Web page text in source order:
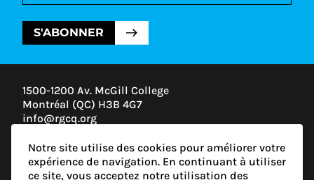
Notre site utilise des cookies pour améliorer votre
expérience de navigation. En continuant à utiliser
ce site, vous acceptez notre utilisation des
S'ABONNER
1500-1200 Av. McGill College
Montréal (QC) H3B 4G7
info@rgcq.org
MONTRÉAL
QUÉBEC